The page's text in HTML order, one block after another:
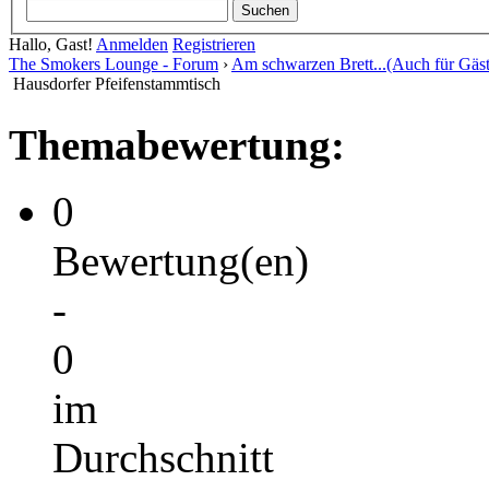
Hallo, Gast! Anmelden Registrieren
The Smokers Lounge - Forum › Am schwarzen Brett...(Auch für
Hausdorfer Pfeifenstammtisch
Themabewertung:
0
Bewertung(en)
-
0
im
Durchschnitt